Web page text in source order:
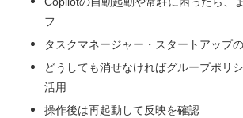
フ
タスクマネージャー・スタートアップ
どうしても消せなければグループポリ
活用
操作後は再起動して反映を確認